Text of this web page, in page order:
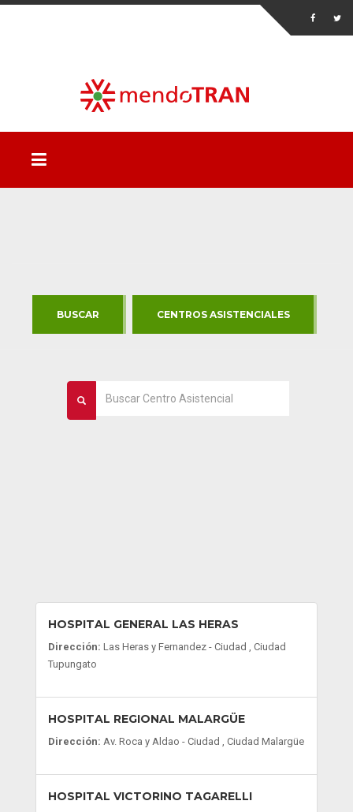
BUSCAR CENTROS ASISTENCIALES
HOSPITAL GENERAL LAS HERAS
Dirección: Las Heras y Fernandez - Ciudad , Ciudad
Tupungato
HOSPITAL REGIONAL MALARGÜE
Dirección: Av. Roca y Aldao - Ciudad , Ciudad Malargüe
HOSPITAL VICTORINO TAGARELLI